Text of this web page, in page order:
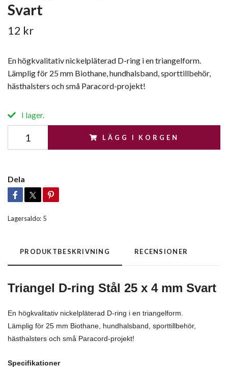
Svart
12 kr
En högkvalitativ nickelpläterad D-ring i en triangelform.
Lämplig för 25 mm Biothane, hundhalsband, sporttillbehör,
hästhalsters och små Paracord-projekt!
I lager.
LÄGG I KORGEN
Dela
Lagersaldo: 5
PRODUKTBESKRIVNING RECENSIONER
Triangel D-ring Stål 25 x 4 mm Svart
En högkvalitativ nickelpläterad D-ring i en triangelform.
Lämplig för 25 mm Biothane, hundhalsband, sporttillbehör,
hästhalsters och små Paracord-projekt!
Specifikationer